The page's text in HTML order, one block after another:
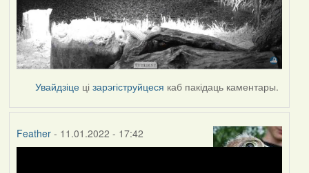
Увайдзіце цізарэгіструйцеся каб пакідаць каментары.
Feather- 11.01.2022 - 17:42